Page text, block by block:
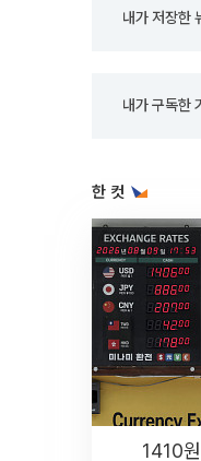
내가 저장한
내가 구독한
한 컷
1410